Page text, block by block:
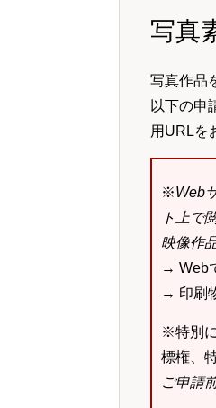
写真
写真作品
以下の申
用URLを
※Web
ト上で
映像作
→ Web
→ 印刷
※特別
標権、
ご申請